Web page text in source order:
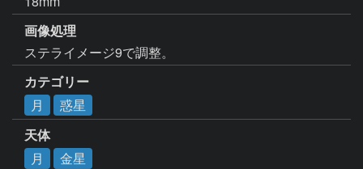
画像処理
ステライメージ9で調整。
カテゴリー
月
惑星
天体
月
金星